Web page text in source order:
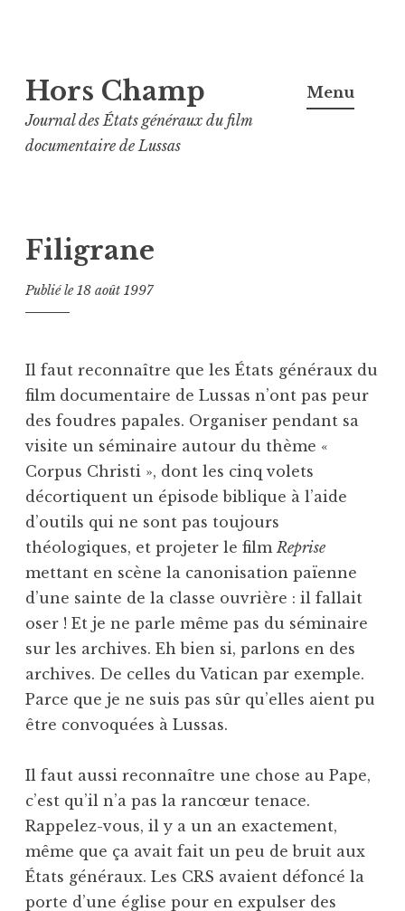
au
contenu
principal
Hors Champ
Journal des États généraux du film
documentaire de Lussas
Menu
Filigrane
Publié le18 août 1997
Il faut reconnaître que les États généraux du
film documentaire de Lussas n’ont pas peur
des foudres papales. Organiser pendant sa
visite un séminaire autour du thème «
Corpus Christi », dont les cinq volets
décortiquent un épisode biblique à l’aide
d’outils qui ne sont pas toujours
théologiques, et projeter le film Reprise
mettant en scène la canonisation païenne
d’une sainte de la classe ouvrière : il fallait
oser ! Et je ne parle même pas du séminaire
sur les archives. Eh bien si, parlons en des
archives. De celles du Vatican par exemple.
Parce que je ne suis pas sûr qu’elles aient pu
être convoquées à Lussas.
Il faut aussi reconnaître une chose au Pape,
c’est qu’il n’a pas la rancœur tenace.
Rappelez-vous, il y a un an exactement,
même que ça avait fait un peu de bruit aux
États généraux. Les CRS avaient défoncé la
porte d’une église pour en expulser des